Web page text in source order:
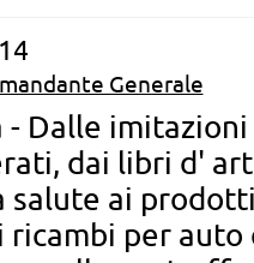
Generale
- Dalle
dai libri d'
salute ai
per auto